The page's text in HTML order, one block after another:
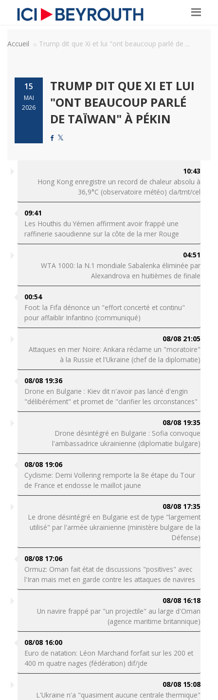
Accueil Trump dit que Xi et lui "ont beaucoup parlé de ...
15
MAI
2026
TRUMP DIT QUE XI ET LUI
"ONT BEAUCOUP PARLÉ
DE TAÏWAN" À PÉKIN
10:43
Hong Kong enregistre un record de chaleur absolu à
36,9°C (observatoire météo) cla/tmt/cel
09:41
Les Houthis du Yémen affirment avoir frappé une
raffinerie saoudienne sur la côte de la mer Rouge
04:51
WTA 1000: la N.1 mondiale Sabalenka éliminée par
Alexandrova en huitièmes de finale
00:54
Foot: la Fifa dénonce un "effort concerté et continu"
pour affaiblir Infantino (communiqué)
08/08 21:05
Attaques en mer Noire: Ankara réclame un "moratoire"
à la Russie et l'Ukraine (chef de la diplomatie)
08/08 19:36
Drone en Bulgarie : Kiev dit n'avoir pas lancé d'engin
"délibérément" et promet de "clarifier les circonstances"
08/08 19:35
Drone désintégré en Bulgarie : Sofia convoque
l'ambassadrice ukrainienne (diplomatie bulgare)
08/08 19:06
Cyclisme: Demi Vollering remporte la 8e étape du Tour
de France et endosse le maillot jaune
08/08 17:35
Le drone désintégré en Bulgarie est de type "largement
utilisé" par l'armée ukrainienne (ministère bulgare de la
Défense)
08/08 17:06
Ormuz: Oman fait état de discussions "positives" avec
l'Iran mais met en garde contre les attaques de navires
08/08 16:18
Un navire frappé par "un projectile" au large d'Oman
(agence maritime britannique)
08/08 16:00
Euro de natation: Léon Marchand forfait sur les 200 et
400 m quatre nages (fédération) dif/jde
08/08 15:08
L'Ukraine n'a "quasiment aucune centrale thermique"